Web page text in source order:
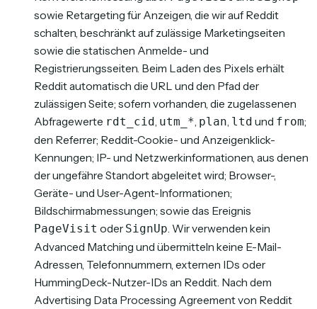
sowie Retargeting für Anzeigen, die wir auf Reddit
schalten, beschränkt auf zulässige Marketingseiten
sowie die statischen Anmelde- und
Registrierungsseiten. Beim Laden des Pixels erhält
Reddit automatisch die URL und den Pfad der
zulässigen Seite; sofern vorhanden, die zugelassenen
Abfragewerte rdt_cid, utm_*, plan, ltd und from;
den Referrer; Reddit-Cookie- und Anzeigenklick-
Kennungen; IP- und Netzwerkinformationen, aus denen
der ungefähre Standort abgeleitet wird; Browser-,
Geräte- und User-Agent-Informationen;
Bildschirmabmessungen; sowie das Ereignis
PageVisit oder SignUp. Wir verwenden kein
Advanced Matching und übermitteln keine E-Mail-
Adressen, Telefonnummern, externen IDs oder
HummingDeck-Nutzer-IDs an Reddit. Nach dem
Advertising Data Processing Agreement von Reddit